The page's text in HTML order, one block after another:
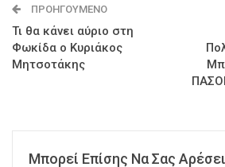
ΠΡΟΗΓΟΎΜΕΝΟ
Τι θα κάνει αύριο στη
Φωκίδα ο Κυριάκος
Μητσοτάκης
Μπορεί Επίσης Να Σας Αρέσει